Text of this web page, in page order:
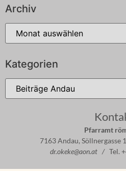
Archiv
Kategorien
Pfarramt
7163 Andau,
dr.okeke@aon.at / Tel.